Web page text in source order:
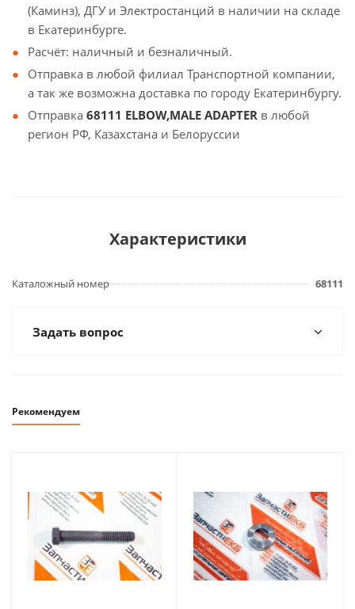
(Каминз), ДГУ и Электростанций в наличии на складе
в Екатеринбурге.
Расчёт: наличный и безналичный.
Отправка в любой филиал Транспортной компании,
а так же возможна доставка по городу Екатеринбургу.
Отправка 68111 ELBOW,MALE ADAPTER в любой
регион РФ, Казахстана и Белоруссии
Характеристики
Каталожный номер 68111
Задать вопрос
Рекомендуем